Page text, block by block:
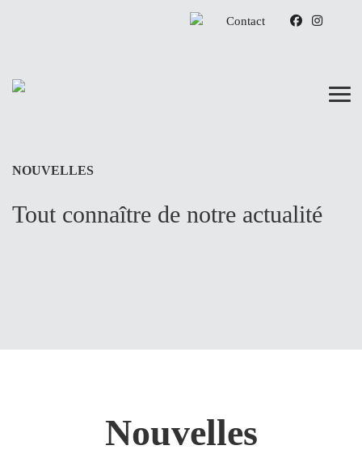
Contact
NOUVELLES
Tout connaître de notre actualité
Nouvelles